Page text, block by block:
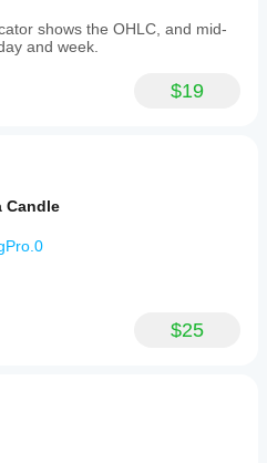
shows the OHLC, and mid-
and week.
$19
Candle
$25